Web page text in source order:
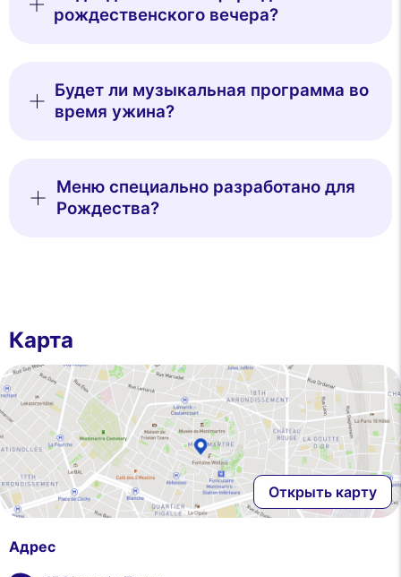
рождественского вечера?
Будет ли музыкальная программа во
время ужина?
Меню специально разработано для
Рождества?
Карта
Открыть карту
Адрес